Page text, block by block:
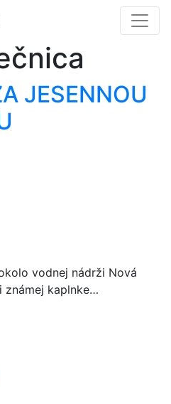
JESENNOU
vodnej nádrži Nová
známej kaplnke…